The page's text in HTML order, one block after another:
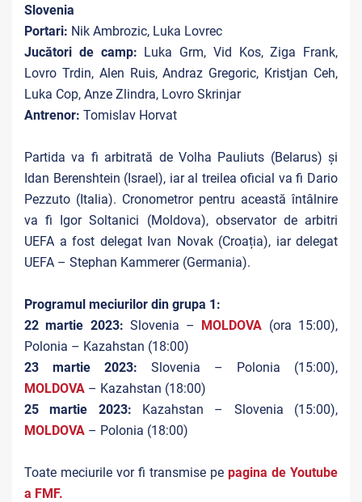
Slovenia
Portari: Nik Ambrozic, Luka Lovrec
Jucători de camp: Luka Grm, Vid Kos, Ziga Frank,
Lovro Trdin, Alen Ruis, Andraz Gregoric, Kristjan Ceh,
Luka Cop, Anze Zlindra, Lovro Skrinjar
Antrenor: Tomislav Horvat
Partida va fi arbitrată de Volha Pauliuts (Belarus) și
Idan Berenshtein (Israel), iar al treilea oficial va fi Dario
Pezzuto (Italia). Cronometror pentru această întâlnire
va fi Igor Soltanici (Moldova), observator de arbitri
UEFA a fost delegat Ivan Novak (Croația), iar delegat
UEFA – Stephan Kammerer (Germania).
Programul meciurilor din grupa 1:
22 martie 2023: Slovenia – MOLDOVA (ora 15:00),
Polonia – Kazahstan (18:00)
23 martie 2023: Slovenia – Polonia (15:00),
MOLDOVA – Kazahstan (18:00)
25 martie 2023: Kazahstan – Slovenia (15:00),
MOLDOVA – Polonia (18:00)
Toate meciurile vor fi transmise pe pagina de Youtube
a FMF.